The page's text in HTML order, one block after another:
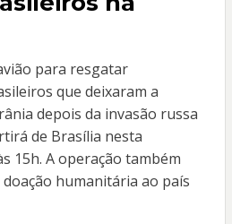
para resgatar
que deixaram a
depois da invasão russa
de Brasília nesta
15h. A operação também
humanitária ao país